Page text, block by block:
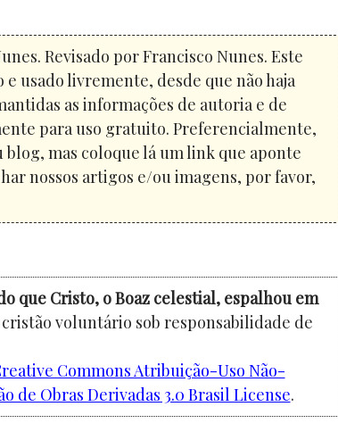
Revisado por Francisco Nunes. Este
usado livremente, desde que não haja
as informações de autoria e de
para uso gratuito. Preferencialmente,
blog, mas coloque lá um link que aponte
nossos artigos e/ou imagens, por favor,
que Cristo, o Boaz celestial, espalhou em
voluntário sob responsabilidade de
Commons Atribuição-Uso Não-
de Obras Derivadas 3.0 Brasil License.